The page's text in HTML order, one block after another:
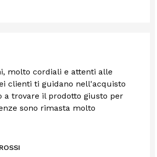
molto cordiali e attenti alle
clienti ti guidano nell'acquisto
a trovare il prodotto giusto per
sono rimasta molto